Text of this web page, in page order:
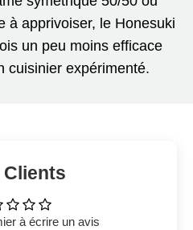
à apprivoiser, le Honesuki
un peu moins efficace
cuisinier expérimenté.
à écrire un avis